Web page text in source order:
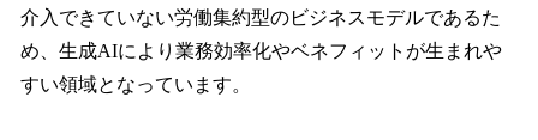
介入できていない労働集約型のビジネスモデルであるた
め、生成AIにより業務効率化やベネフィットが生まれや
すい領域となっています。